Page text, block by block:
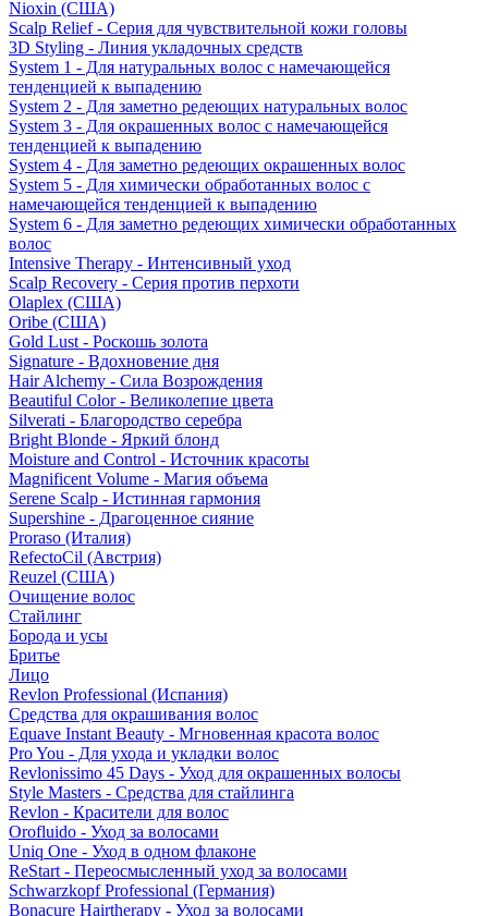
Nioxin (США)
Scalp Relief - Серия для чувствительной кожи головы
3D Styling - Линия укладочных средств
System 1 - Для натуральных волос с намечающейся
тенденцией к выпадению
System 2 - Для заметно редеющих натуральных волос
System 3 - Для окрашенных волос с намечающейся
тенденцией к выпадению
System 4 - Для заметно редеющих окрашенных волос
System 5 - Для химически обработанных волос с
намечающейся тенденцией к выпадению
System 6 - Для заметно редеющих химически обработанных
волос
Intensive Therapy - Интенсивный уход
Scalp Recovery - Серия против перхоти
Olaplex (США)
Oribe (США)
Gold Lust - Роскошь золота
Signature - Вдохновение дня
Hair Alchemy - Сила Возрождения
Beautiful Color - Великолепие цвета
Silverati - Благородство серебра
Bright Blonde - Яркий блонд
Moisture and Control - Источник красоты
Magnificent Volume - Магия объема
Serene Scalp - Истинная гармония
Supershine - Драгоценное сияние
Proraso (Италия)
RefectoCil (Австрия)
Reuzel (США)
Очищение волос
Стайлинг
Борода и усы
Бритье
Лицо
Revlon Professional (Испания)
Средства для окрашивания волос
Equave Instant Beauty - Мгновенная красота волос
Pro You - Для ухода и укладки волос
Revlonissimo 45 Days - Уход для окрашенных волосы
Style Masters - Средства для стайлинга
Revlon - Красители для волос
Orofluido - Уход за волосами
Uniq One - Уход в одном флаконе
ReStart - Переосмысленный уход за волосами
Schwarzkopf Professional (Германия)
Bonacure Hairtherapy - Уход за волосами